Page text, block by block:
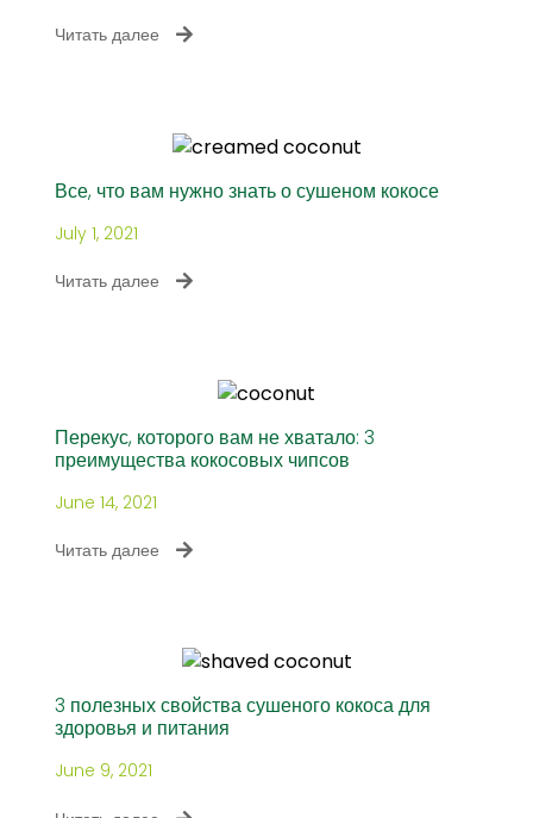
Читать далее
Все, что вам нужно знать о сушеном кокосе
July 1, 2021
Читать далее
Перекус, которого вам не хватало: 3
преимущества кокосовых чипсов
June 14, 2021
Читать далее
3 полезных свойства сушеного кокоса для
здоровья и питания
June 9, 2021